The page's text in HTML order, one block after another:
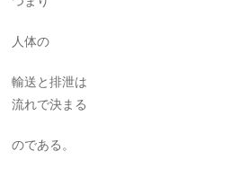
人体の
輸送と排泄は
流れで決まる
のである。